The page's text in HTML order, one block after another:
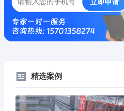
立即申请
专家一对一服务
咨询热线: 15701358274
精选案例